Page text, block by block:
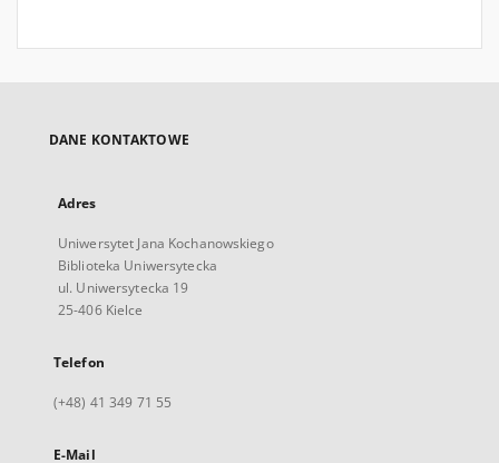
DANE KONTAKTOWE
Adres
Uniwersytet Jana Kochanowskiego
Biblioteka Uniwersytecka
ul. Uniwersytecka 19
25-406 Kielce
Telefon
(+48) 41 349 71 55
E-Mail